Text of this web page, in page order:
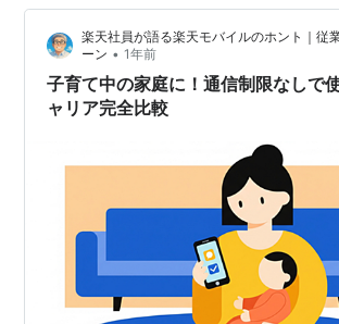
らす親子の"つながり"をサポ…
楽天社員が語る楽天モバイルのホント｜従
ーン • 1年前
子育て中の家庭に！通信制限なしで
ャリア完全比較